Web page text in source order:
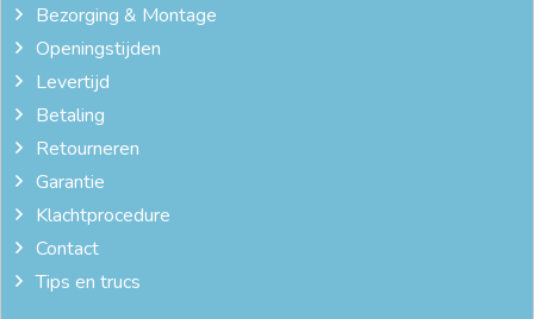
Bezorging & Montage
Openingstijden
Levertijd
Betaling
Retourneren
Garantie
Klachtprocedure
Contact
Tips en trucs